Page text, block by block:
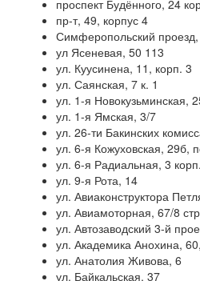
проспект Будённого, 24
пр-т, 49, корпус 4
Симферопольский
ул Ясеневая, 50 113
ул. Куусинена, 11, корп. 3
ул. Саянская, 7 к. 1
ул. 1-я Новокузьминская,
ул. 1-я Ямская, 3/7
ул. 26-ти Бакинских
ул. 6-я Кожуховская, 29б,
ул. 6-я Радиальная, 3
ул. 9-я Рота, 14
ул. Авиаконструктора
ул. Авиамоторная, 67/8
ул. Автозаводский 3-й
ул. Академика Анохина,
ул. Анатолия Живова, 6
ул. Байкальская, 37